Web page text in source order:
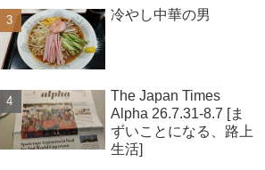
冷やし中華の男
The Japan Times
Alpha 26.7.31-8.7 [ま
ずいことになる、路上
生活]